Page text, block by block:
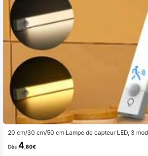
20 cm/30 cm/50 cm Lampe de capteur LED, 3
Dès 4,80€